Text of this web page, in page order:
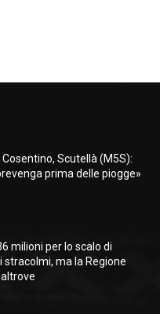
Scutellà (M5S):
prima delle piogge»
milioni per lo scalo di
stracolmi, ma la Regione